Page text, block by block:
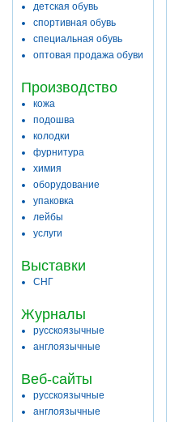
детская обувь
спортивная обувь
специальная обувь
оптовая продажа обуви
Производство
кожа
подошва
колодки
фурнитура
химия
оборудование
упаковка
лейбы
услуги
Выставки
СНГ
Журналы
русскоязычные
англоязычные
Веб-сайты
русскоязычные
англоязычные